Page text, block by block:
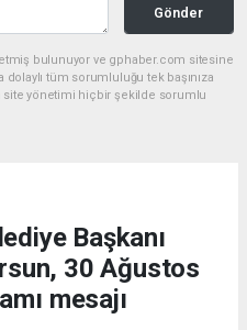
Gönder
etmiş bulunuyor ve gphaber.com sitesine
dolaylı tüm sorumluluğu tek başınıza
site yönetimi hiçbir şekilde sorumlu
Başkanı
30 Ağustos
mesajı